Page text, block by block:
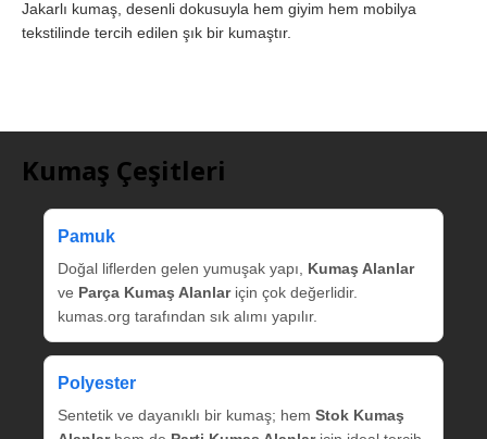
Jakarlı kumaş, desenli dokusuyla hem giyim hem mobilya
tekstilinde tercih edilen şık bir kumaştır.
Kumaş Çeşitleri
Pamuk
Doğal liflerden gelen yumuşak yapı, Kumaş Alanlar
ve Parça Kumaş Alanlariçin çok değerlidir.
kumas.org tarafından sık alımı yapılır.
Polyester
Sentetik ve dayanıklı bir kumaş; hem Stok Kumaş